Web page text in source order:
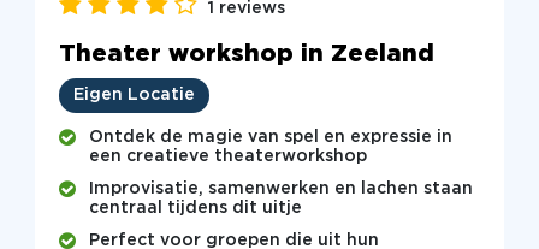
1 reviews
Theater workshop in Zeeland
Eigen Locatie
Ontdek de magie van spel en expressie in
een creatieve theaterworkshop
Improvisatie, samenwerken en lachen staan
centraal tijdens dit uitje
Perfect voor groepen die uit hun